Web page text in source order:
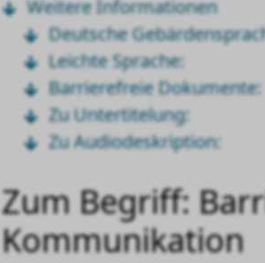
Weitere Informationen
Deutsche
Leichte Sprache:
Barrierefreie Dokumente:
Zu Untertitelung:
Zu Audiodeskription:
Zum Begriff:
Kommunikation